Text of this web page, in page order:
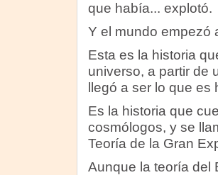
que había... explotó.
Y el mundo empezó
Esta es la historia
universo, a partir de
llegó a ser lo que es
Es la historia que
cosmólogos, y se
Teoría de la Gran
Aunque la teoría del